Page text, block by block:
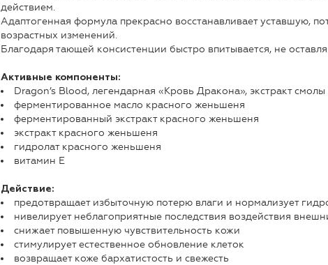
действием.
Адаптогенная формула прекрасно восстанавливает уставшую,
возрастных изменений.
Благодаря тающей консистенции быстро впитывается, не
Активные компоненты:
Dragon’s Blood, легендарная «Кровь Дракона», экстракт
ферментированное масло красного женьшеня
ферментированный экстракт красного женьшеня
экстракт красного женьшеня
гидролат красного женьшеня
витамин Е
Действие:
предотвращает избыточную потерю влаги и нормализует
нивелирует неблагоприятные последствия воздействия
снижает повышенную чувствительность кожи
стимулирует естественное обновление клеток
возвращает коже бархатистость и свежесть